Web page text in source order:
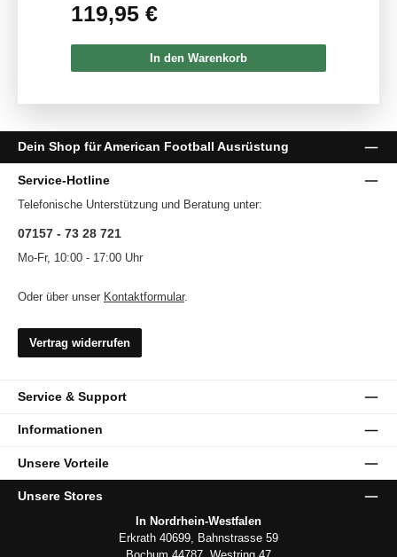
Regulärer Preis:
119,95 €
In den Warenkorb
Dein Shop für American Football Ausrüstung
Service-Hotline
Telefonische Unterstützung und Beratung unter:
07157 - 73 28 721
Mo-Fr, 10:00 - 17:00 Uhr
Oder über unser Kontaktformular.
Vertrag widerrufen
Service & Support
Informationen
Unsere Vorteile
Unsere Stores
In Nordrhein-Westfalen
Erkrath 40699, Bahnstrasse 59